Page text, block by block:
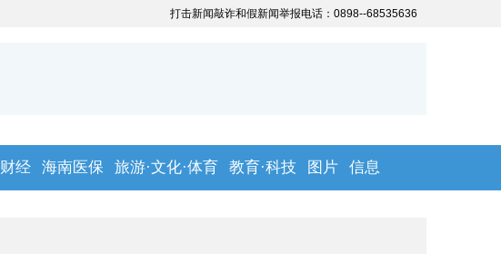
财经 海南医保 旅游·文化·体育 教育·科技 图片 信息